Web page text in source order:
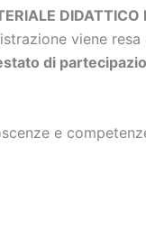
DIDATTICO
viene
di
e